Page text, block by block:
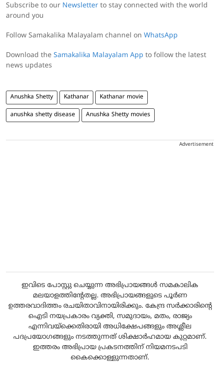
Subscribe to our Newsletter to stay connected with the world
around you
Follow Samakalika Malayalam channel on WhatsApp
Download the Samakalika Malayalam App to follow the latest
news updates
Anushka Shetty Kathanar Kathanar movie
anushka shetty disease Anushka Shetty movies
Advertisement
ഇവിടെ പോസ്റ്റു ചെയ്യുന്ന അഭിപ്രായങ്ങൾ സമകാലിക
മലയാളത്തിന്റേതല്ല. അഭിപ്രായങ്ങളുടെ പൂർണ
ഉത്തരവാദിത്തം രചയിതാവിനായിരിക്കും. കേന്ദ്ര സർക്കാരിന്റെ
ഐടി നയപ്രകാരം വ്യക്തി, സമുദായം, മതം, രാജ്യം
എന്നിവയ്ക്കെതിരായി അധിക്ഷേപങ്ങളും അശ്ലീല
പദപ്രയോഗങ്ങളും നടത്തുന്നത് ശിക്ഷാർഹമായ കുറ്റമാണ്.
ഇത്തരം അഭിപ്രായ പ്രകടനത്തിന് നിയമനടപടി
കൈക്കൊള്ളുന്നതാണ്.